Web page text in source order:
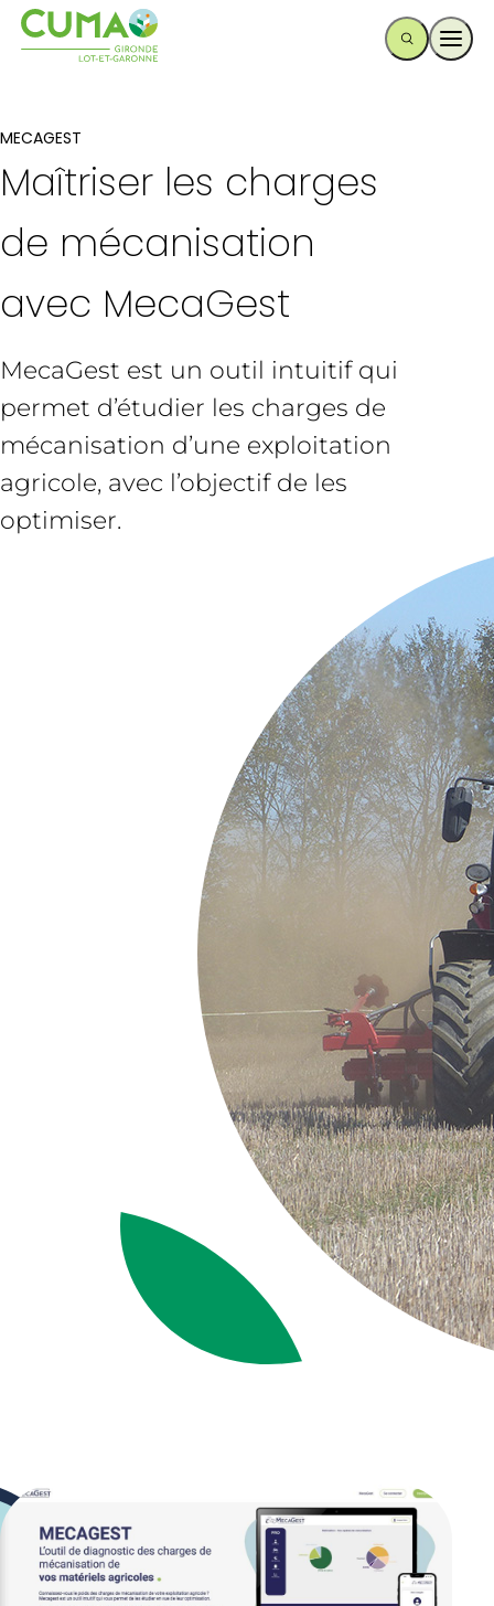
MECAGEST
Maîtriser les charges
de mécanisation
avec MecaGest
MecaGest est un outil intuitif qui
permet d’étudier les charges de
mécanisation d’une exploitation
agricole, avec l’objectif de les
optimiser.